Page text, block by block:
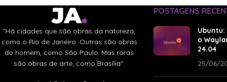
"Há cidades que são obras da natureza,
como o Rio de Janeiro. Outras são obras
do homem, como São Paulo. Mas raras
são obras de arte, como Brasília".
POSTAGENS
o
24.04
25/06/